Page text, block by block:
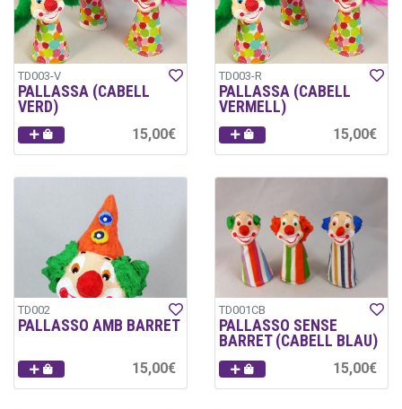
TD003-V
PALLASSA (CABELL
VERD)
15,00€
TD003-R
PALLASSA (CABELL
VERMELL)
15,00€
TD002
PALLASSO AMB BARRET
15,00€
TD001CB
PALLASSO SENSE
BARRET (CABELL BLAU)
15,00€